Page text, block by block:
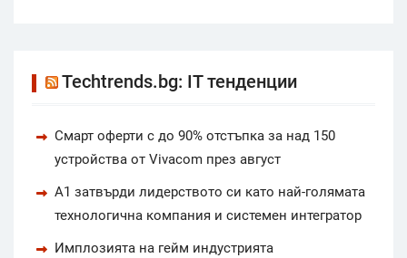
Techtrends.bg: IT тенденции
Смарт оферти с до 90% отстъпка за над 150
устройства от Vivacom през август
А1 затвърди лидерството си като най-голямата
технологична компания и системен интегратор
Имплозията на гейм индустрията